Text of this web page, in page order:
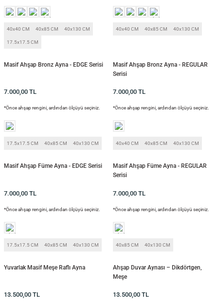
40x40 CM 40x85 CM 40x130 CM
17.5x17.5 CM
40x40 CM 40x85 CM 40x130 CM
Masif Ahşap Bronz Ayna - EDGE Serisi
7.000,00 TL
*Önce ahşap rengini, ardından ölçüyü seçiniz.
17.5x17.5 CM 40x85 CM 40x130 CM
Masif Ahşap Bronz Ayna - REGULAR
Serisi
7.000,00 TL
*Önce ahşap rengini, ardından ölçüyü seçiniz.
40x40 CM 40x85 CM 40x130 CM
Masif Ahşap Füme Ayna - EDGE Serisi
7.000,00 TL
*Önce ahşap rengini, ardından ölçüyü seçiniz.
17.5x17.5 CM 40x85 CM 40x130 CM
Masif Ahşap Füme Ayna - REGULAR
Serisi
7.000,00 TL
*Önce ahşap rengini, ardından ölçüyü seçiniz.
40x85 CM 40x130 CM
Yuvarlak Masif Meşe Raflı Ayna
13.500,00 TL
Ahşap Duvar Aynası – Dikdörtgen,
Meşe
13.500,00 TL